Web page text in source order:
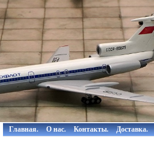
Главная. О нас. Контакты. Доставка.